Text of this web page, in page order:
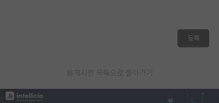
등록
게시판 목록으로 돌아가기